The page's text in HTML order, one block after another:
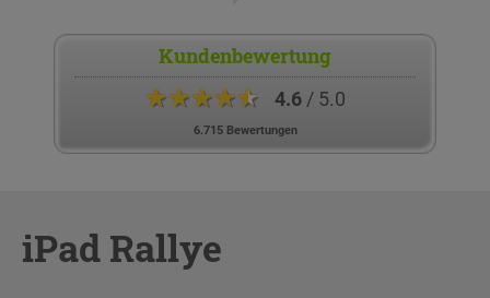
Kundenbewertung
★★★★★ 4.6/ 5.0
6.715 Bewertungen
iPad Rallye